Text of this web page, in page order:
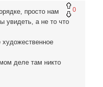
0
просто нам
увидеть, а не то что
художественное
деле там никто